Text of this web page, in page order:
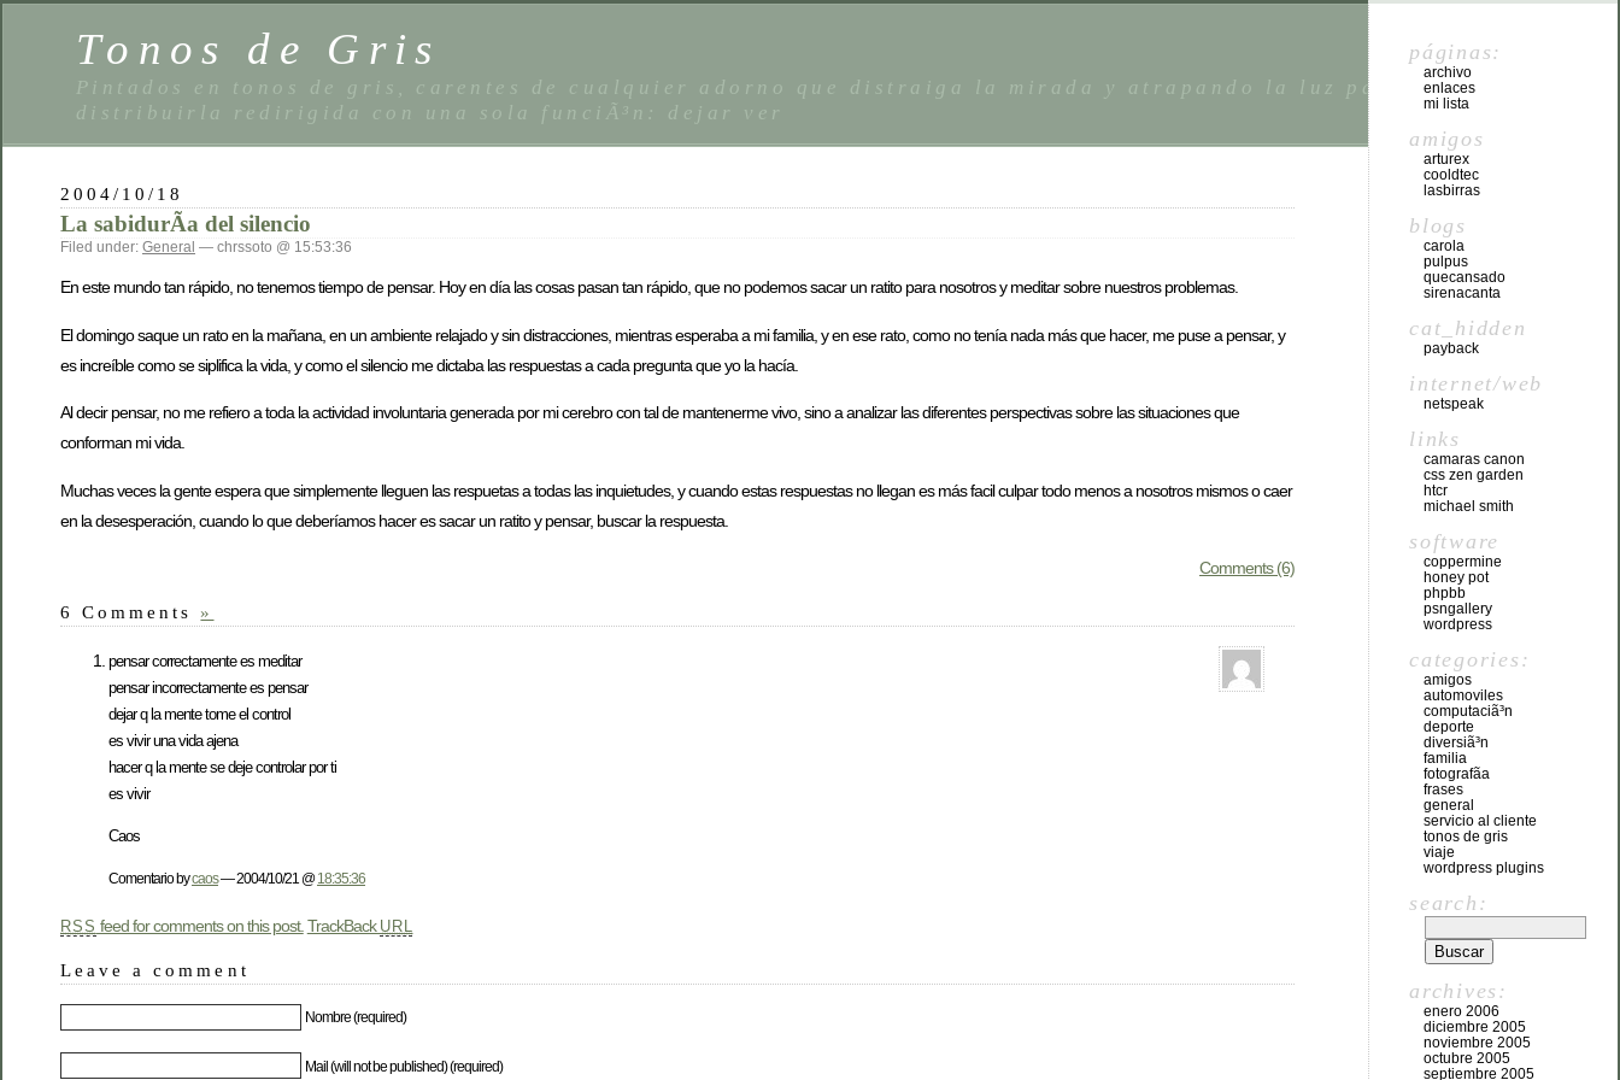
Tonos de Gris
Pintados en tonos de gris, carentes de cualquier adorno que distraiga la mirada y atrapando la luz para despuÃ©s
distribuirla redirigida con una sola funciÃ³n: dejar ver
2004/10/18
La sabidurÃ­a del silencio
Filed under: General — chrssoto @ 15:53:36
En este mundo tan rápido, no tenemos tiempo de pensar. Hoy en día las cosas pasan tan rápido, que no podemos sacar un ratito para nosotros y meditar sobre nuestros problemas.
El domingo saque un rato en la mañana, en un ambiente relajado y sin distracciones, mientras esperaba a mi familia, y en ese rato, como no tenía nada más que hacer, me puse a pensar, y
es increíble como se siplifica la vida, y como el silencio me dictaba las respuestas a cada pregunta que yo la hacía.
Al decir pensar, no me refiero a toda la actividad involuntaria generada por mi cerebro con tal de mantenerme vivo, sino a analizar las diferentes perspectivas sobre las situaciones que
conforman mi vida.
Muchas veces la gente espera que simplemente lleguen las respuetas a todas las inquietudes, y cuando estas respuestas no llegan es más facil culpar todo menos a nosotros mismos o caer
en la desesperación, cuando lo que deberíamos hacer es sacar un ratito y pensar, buscar la respuesta.
Comments (6)
6 Comments »
pensar correctamente es meditar
pensar incorrectamente es pensar
dejar q la mente tome el control
es vivir una vida ajena
hacer q la mente se deje controlar por ti
es vivir
Caos
Comentario bycaos— 2004/10/21 @18:35:36
RSS feed for comments on this post. TrackBack URL
Leave a comment
Nombre (required)
Mail (will not be published) (required)
páginas:
archivo
enlaces
mi lista
amigos
arturex
cooldtec
lasbirras
blogs
carola
pulpus
quecansado
sirenacanta
cat_hidden
payback
internet/web
netspeak
links
camaras canon
css zen garden
htcr
michael smith
software
coppermine
honey pot
phpbb
psngallery
wordpress
categories:
amigos
automoviles
computaciã³n
deporte
diversiã³n
familia
fotografã­a
frases
general
servicio al cliente
tonos de gris
viaje
wordpress plugins
search:
archives:
enero 2006
diciembre 2005
noviembre 2005
octubre 2005
septiembre 2005